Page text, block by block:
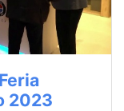
2023